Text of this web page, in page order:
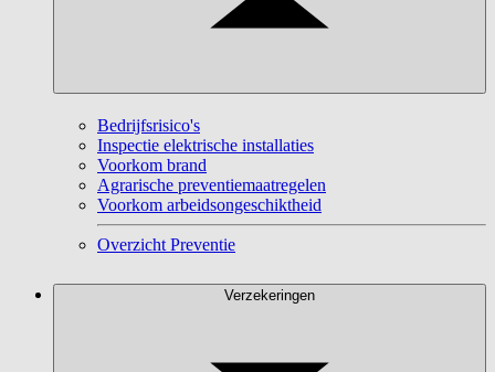
Bedrijfsrisico's
Inspectie elektrische installaties
Voorkom brand
Agrarische preventiemaatregelen
Voorkom arbeidsongeschiktheid
Overzicht Preventie
Verzekeringen